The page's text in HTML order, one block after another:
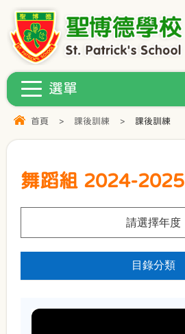
首頁 > 課後訓練 > 課後訓練
舞蹈組 2024-2025
請選擇年度
目錄分類